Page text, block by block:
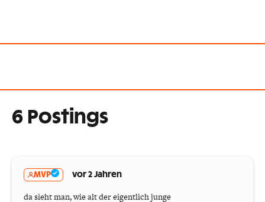
6 Postings
MVP vor 2 Jahren
da sieht man, wie alt der eigentlich junge